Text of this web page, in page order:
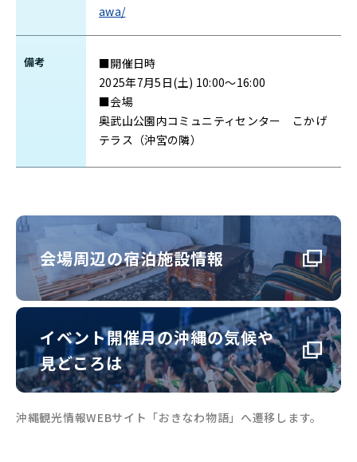
awa/
備考
■開催日時
2025年7月5日(土) 10:00～16:00
■会場
奥武山公園内コミュニティセンター こかげ
テラス（沖宮の隣）
会場周辺の宿泊施設情報
イベント開催月の沖縄の気候や
見どころは
沖縄観光情報WEBサイト「おきなわ物語」へ遷移します。